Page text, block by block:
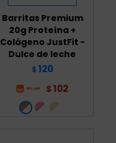
Barritas Premium
20g Proteína +
Colágeno JustFit -
Dulce de leche
$ 120
$ 102